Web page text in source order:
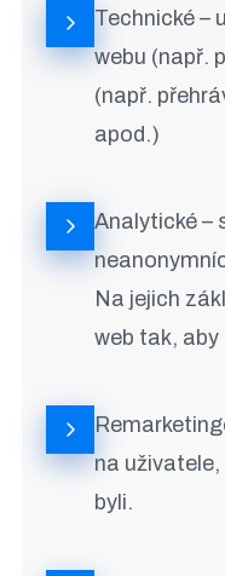
Technické –
webu (např.
(např.
apod.)
Analytické –
Na jejich
web tak, aby
na uživatele,
byli.